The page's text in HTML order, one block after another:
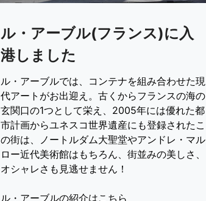
ル・アーブル(フランス)に入
港しました
ル・アーブルでは、コンテナを組み合わせた現
代アートがお出迎え。古くからフランスの海の
玄関口の1つとして栄え、2005年には優れた都
市計画からユネスコ世界遺産にも登録されたこ
の街は、ノートルダム大聖堂やアンドレ・マル
ロー近代美術館はもちろん、街並みの美しさ、
オシャレさも見逃せません！
ル・アーブルの紹介はこちら